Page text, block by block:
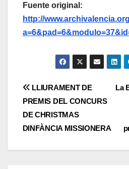
Fuente original:
http://
Navegación
de
entradas
La
LLIURAMENT DE
PREMIS DEL CONCURS
DE CHRISTMAS
DINFÀNCIA MISSIONERA